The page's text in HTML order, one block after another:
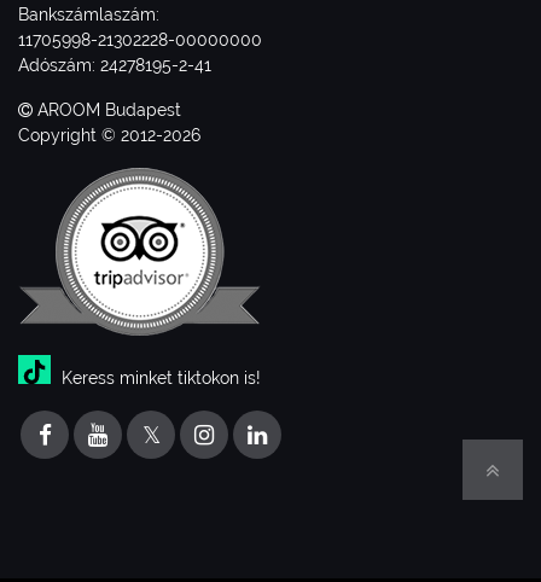
Bankszámlaszám:
11705998-21302228-00000000
Adószám: 24278195-2-41
AROOM Budapest
Copyright © 2012-2026
Keress minket tiktokon is!
𝕏